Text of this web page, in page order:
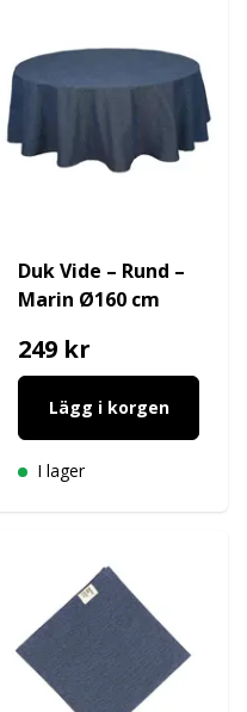
Duk Vide – Rund –
Marin Ø160 cm
249 kr
Lägg i korgen
I lager